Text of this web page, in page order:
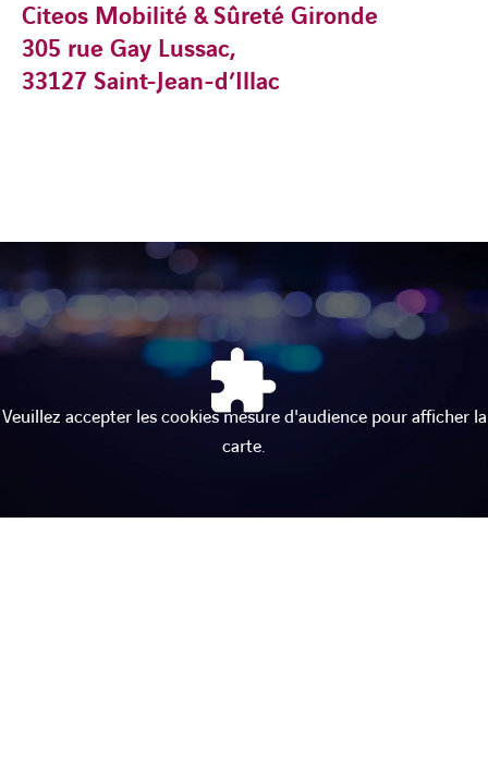
Citeos Mobilité & Sûreté Gironde
305 rue Gay Lussac,
33127 Saint-Jean-d’Illac
Veuillez accepter les cookies mesure d'audience pour afficher la
carte.